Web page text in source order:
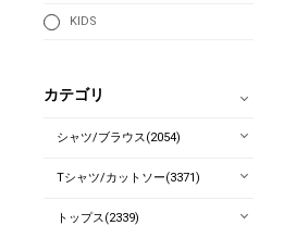
KIDS
カテゴリ
シャツ/ブラウス(2054)
Tシャツ/カットソー(3371)
トップス(2339)